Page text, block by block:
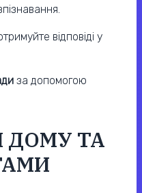
відповіді у
за допомогою
ДОМУ ТА